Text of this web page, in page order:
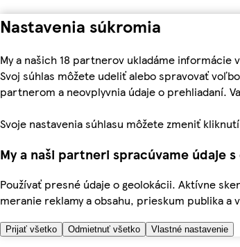
Nastavenia súkromia
My a našich 18 partnerov ukladáme
Svoj súhlas môžete udeliť alebo spravovať
partnerom a neovplyvnia údaje o prehliadaní.
Svoje nastavenia súhlasu môžete zmeniť
My a naši partneri spracúvame údaje
Používať presné údaje o geolokácii. Aktívne
meranie reklamy a obsahu, prieskum publika a
Prijať všetko Odmietnuť všetko Vlastné nastavenie